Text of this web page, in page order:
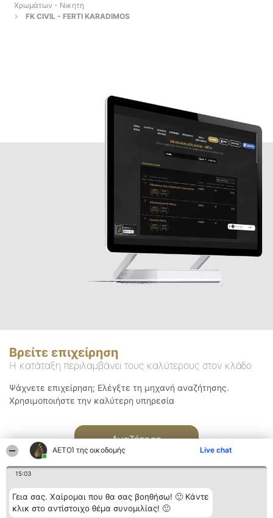
ΑΕΤΟΊ της οικοδομής Live chat
15:03
Γεια σας. Χαίρομαι που θα σας βοηθήσω! 🙂 Κάντε
κλικ στο αντίστοιχο θέμα συνομιλίας! 🙂
Χρωμάτων - Νικητη
FK CIVIL - FERTI KARADIMOS
Βρείτε επιχείρηση
Η κατάταξη περιλαμβάνει τους καλύτερους στον κλάδο
Ψάχνετε επιχείρηση; Ελέγξτε τη μηχανή αναζήτησης.
Χρησιμοποιήστε την καλύτερη υπηρεσία
Αναζήτηση